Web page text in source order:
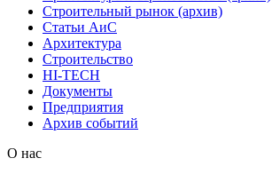
Строительный рынок (архив)
Статьи АиС
Архитектура
Строительство
HI-TECH
Документы
Предприятия
Архив событий
О нас